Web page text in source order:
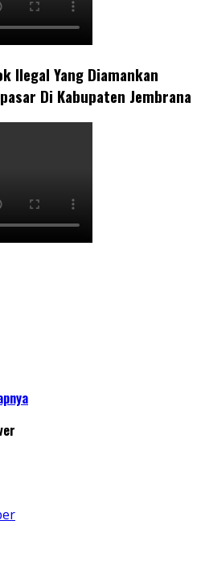
Ilegal Yang Diamankan
Di Kabupaten Jembrana